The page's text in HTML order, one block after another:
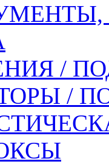
/
/